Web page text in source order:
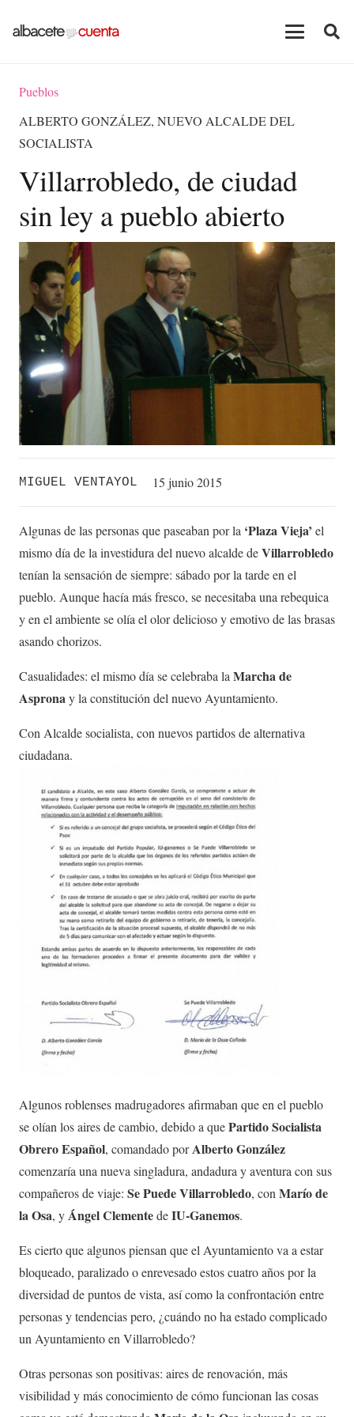
Pueblos
ALBERTO GONZÁLEZ, NUEVO ALCALDE DEL
SOCIALISTA
Villarrobledo, de ciudad
sin ley a pueblo abierto
MIGUEL VENTAYOL 15 junio 2015
Algunas de las personas que paseaban por la ‘Plaza Vieja’ el
mismo día de la investidura del nuevo alcalde deVillarrobledo
tenían la sensación de siempre: sábado por la tarde en el
pueblo. Aunque hacía más fresco, se necesitaba una rebequica
y en el ambiente se olía el olor delicioso y emotivo de las brasas
asando chorizos.
Casualidades: el mismo día se celebraba la Marcha de
Aspronay la constitución del nuevo Ayuntamiento.
Con Alcalde socialista, con nuevos partidos de alternativa
ciudadana.
Algunos roblenses madrugadores afirmaban que en el pueblo
se olían los aires de cambio, debido a quePartido Socialista
Obrero Español, comandado porAlberto González
comenzaría una nueva singladura, andadura y aventura con sus
compañeros de viaje: Se Puede Villarrobledo, con Marío de
la Osa, yÁngel ClementedeIU-Ganemos.
Es cierto que algunos piensan que el Ayuntamiento va a estar
bloqueado, paralizado o enrevesado estos cuatro años por la
diversidad de puntos de vista, así como la confrontación entre
personas y tendencias pero, ¿cuándo no ha estado complicado
un Ayuntamiento en Villarrobledo?
Otras personas son positivas: aires de renovación, más
visibilidad y más conocimiento de cómo funcionan las cosas